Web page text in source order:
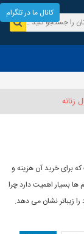
زنانه
برای خرید آن هزینه و
بسیار اهمیت دارد چرا
زیباتر نشان می دهد.
کانال ما در تلگرام